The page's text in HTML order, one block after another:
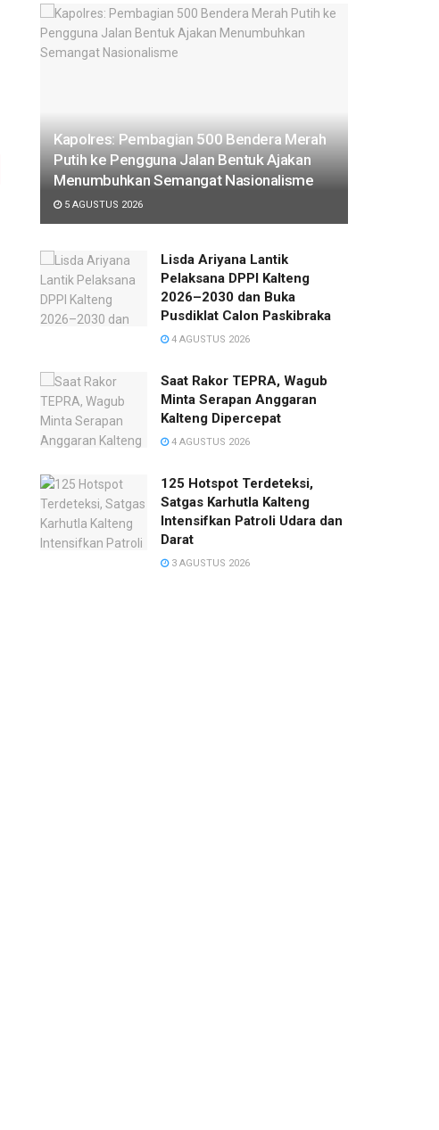
Kapolres: Pembagian 500 Bendera Merah
Putih ke Pengguna Jalan Bentuk Ajakan
Menumbuhkan Semangat Nasionalisme
5 AGUSTUS 2026
Lisda Ariyana Lantik
Pelaksana DPPI Kalteng
2026–2030 dan Buka
Pusdiklat Calon Paskibraka
4 AGUSTUS 2026
Saat Rakor TEPRA, Wagub
Minta Serapan Anggaran
Kalteng Dipercepat
4 AGUSTUS 2026
125 Hotspot Terdeteksi,
Satgas Karhutla Kalteng
Intensifkan Patroli Udara dan
Darat
3 AGUSTUS 2026